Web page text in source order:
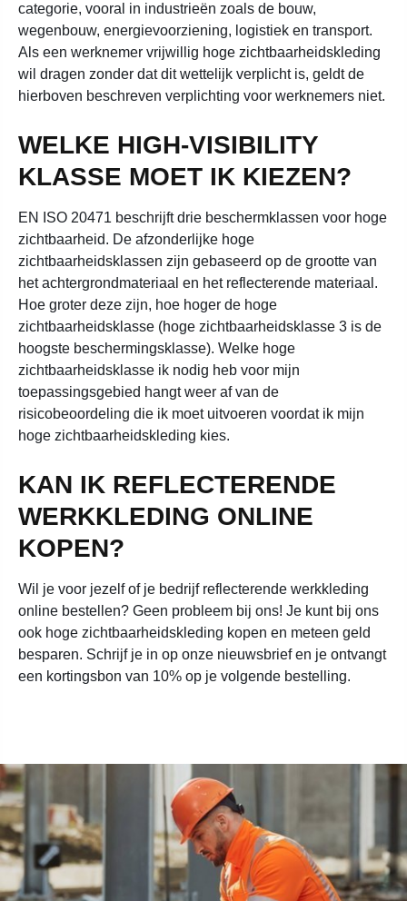
categorie, vooral in industrieën zoals de bouw,
wegenbouw, energievoorziening, logistiek en transport.
Als een werknemer vrijwillig hoge zichtbaarheidskleding
wil dragen zonder dat dit wettelijk verplicht is, geldt de
hierboven beschreven verplichting voor werknemers niet.
WELKE HIGH-VISIBILITY
KLASSE MOET IK KIEZEN?
EN ISO 20471 beschrijft drie beschermklassen voor hoge
zichtbaarheid. De afzonderlijke hoge
zichtbaarheidsklassen zijn gebaseerd op de grootte van
het achtergrondmateriaal en het reflecterende materiaal.
Hoe groter deze zijn, hoe hoger de hoge
zichtbaarheidsklasse (hoge zichtbaarheidsklasse 3 is de
hoogste beschermingsklasse). Welke hoge
zichtbaarheidsklasse ik nodig heb voor mijn
toepassingsgebied hangt weer af van de
risicobeoordeling die ik moet uitvoeren voordat ik mijn
hoge zichtbaarheidskleding kies.
KAN IK REFLECTERENDE
WERKKLEDING ONLINE
KOPEN?
Wil je voor jezelf of je bedrijf reflecterende werkkleding
online bestellen? Geen probleem bij ons! Je kunt bij ons
ook hoge zichtbaarheidskleding kopen en meteen geld
besparen. Schrijf je in op onze nieuwsbrief en je ontvangt
een kortingsbon van 10% op je volgende bestelling.